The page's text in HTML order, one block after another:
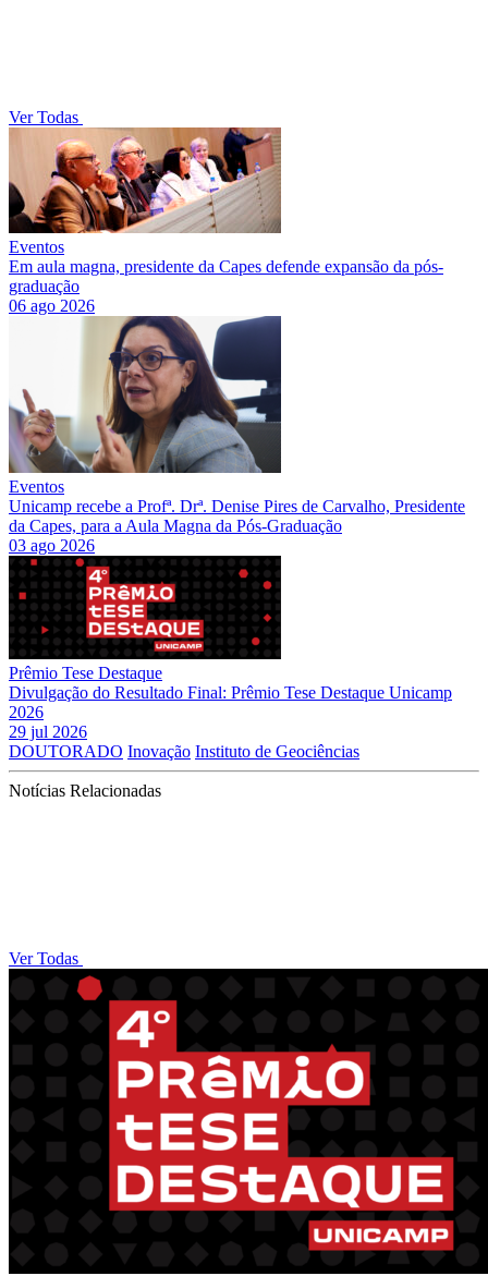
Ver Todas
Eventos
Em aula magna, presidente da Capes defende expansão da pós-
graduação
06 ago 2026
Eventos
Unicamp recebe a Profª. Drª. Denise Pires de Carvalho, Presidente
da Capes, para a Aula Magna da Pós-Graduação
03 ago 2026
Prêmio Tese Destaque
Divulgação do Resultado Final: Prêmio Tese Destaque Unicamp
2026
29 jul 2026
DOUTORADO Inovação Instituto de Geociências
Notícias Relacionadas
Ver Todas